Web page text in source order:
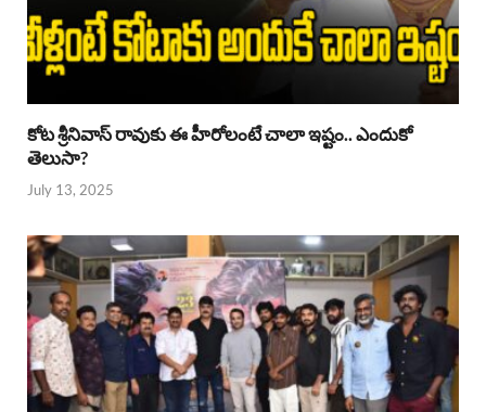
కోట శ్రీనివాస్ రావుకు ఈ హీరోలంటే చాలా ఇష్టం.. ఎందుకో
తెలుసా?
July 13, 2025